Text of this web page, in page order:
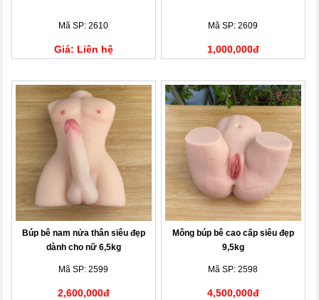
Mã SP: 2610
Giá: Liên hệ
Mã SP: 2609
1,000,000đ
Búp bê nam nửa thân siêu đẹp
dành cho nữ 6,5kg
Mã SP: 2599
2,600,000đ
Mông búp bê cao cấp siêu đẹp
9,5kg
Mã SP: 2598
4,500,000đ